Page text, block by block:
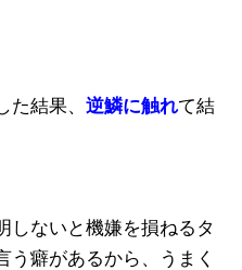
た結果、 逆鱗に触れて結
しないと機嫌を損ねるタ
う癖があるから、うまく